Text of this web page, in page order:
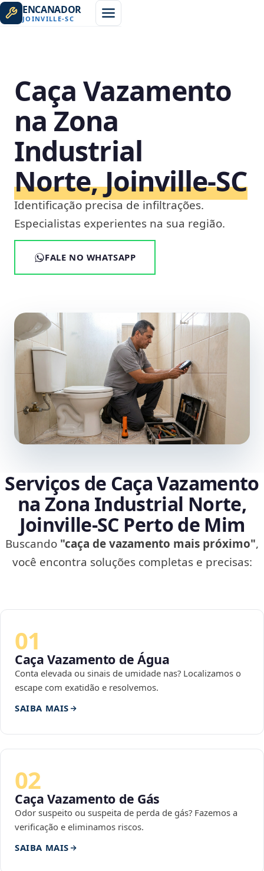
ENCANADOR
JOINVILLE-SC
Caça Vazamento
na Zona
Industrial
Norte, Joinville‑SC
Identificação precisa de infiltrações.
Especialistas experientes na sua região.
FALE NO WHATSAPP
Serviços de Caça Vazamento
na Zona Industrial Norte,
Joinville‑SC Perto de Mim
Buscando "caça de vazamento mais próximo",
você encontra soluções completas e precisas:
01
Caça Vazamento de Água
Conta elevada ou sinais de umidade nas? Localizamos o
escape com exatidão e resolvemos.
SAIBA MAIS
02
Caça Vazamento de Gás
Odor suspeito ou suspeita de perda de gás? Fazemos a
verificação e eliminamos riscos.
SAIBA MAIS